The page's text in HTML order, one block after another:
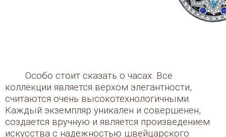
Особо стоит сказать о часах. Все
коллекции является верхом элегантности,
считаются очень высокотехнологичными.
Каждый экземпляр уникален и совершенен,
создается вручную и является произведением
искусства с надежностью швейцарского